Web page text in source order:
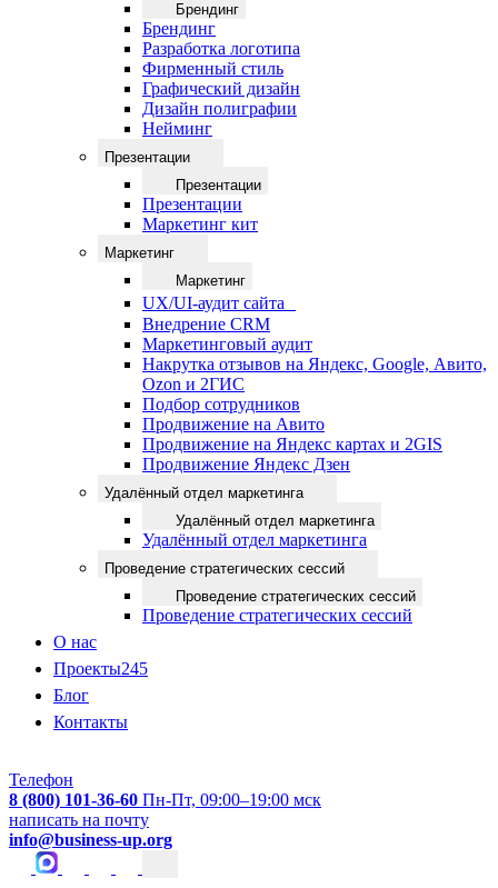
Брендинг
Брендинг
Разработка логотипа
Фирменный стиль
Графический дизайн
Дизайн полиграфии
Нейминг
Презентации
Презентации
Презентации
Маркетинг кит
Маркетинг
Маркетинг
UX/UI-аудит сайта
Внедрение CRM
Маркетинговый аудит
Накрутка отзывов на Яндекс, Google, Авито,
Ozon и 2ГИС
Подбор сотрудников
Продвижение на Авито
Продвижение на Яндекс картах и 2GIS
Продвижение Яндекс Дзен
Удалённый отдел маркетинга
Удалённый отдел маркетинга
Удалённый отдел маркетинга
Проведение стратегических сессий
Проведение стратегических сессий
Проведение стратегических сессий
О нас
Проекты245
Блог
Контакты
Телефон
8 (800) 101-36-60 Пн-Пт, 09:00–19:00 мск
написать на почту
info@business-up.org